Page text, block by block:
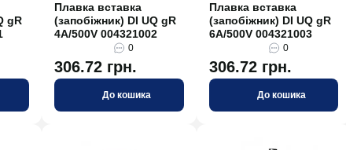
gR
Плавка вставка
(запобіжник) DI UQ gR
4A/500V 004321002
0
306.72 грн.
До кошика
Плавка вставка
(запобіжник) DI UQ gR
6A/500V 004321003
0
306.72 грн.
До кошика